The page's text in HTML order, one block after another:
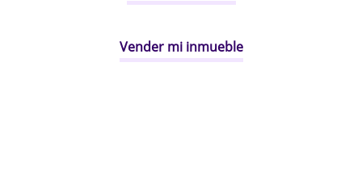
Vender mi inmueble